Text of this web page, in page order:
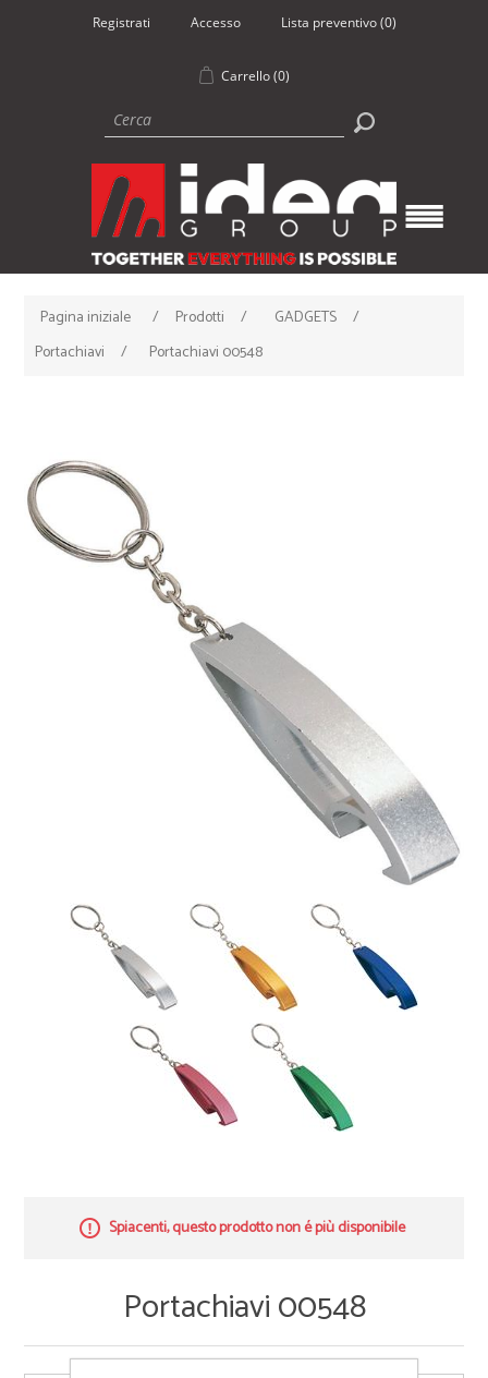
Registrati Accesso Lista preventivo (0)
Carrello (0)
Pagina iniziale / Prodotti / GADGETS
/
Portachiavi
/ Portachiavi 00548
Spiacenti, questo prodotto non é più disponibile
Portachiavi 00548